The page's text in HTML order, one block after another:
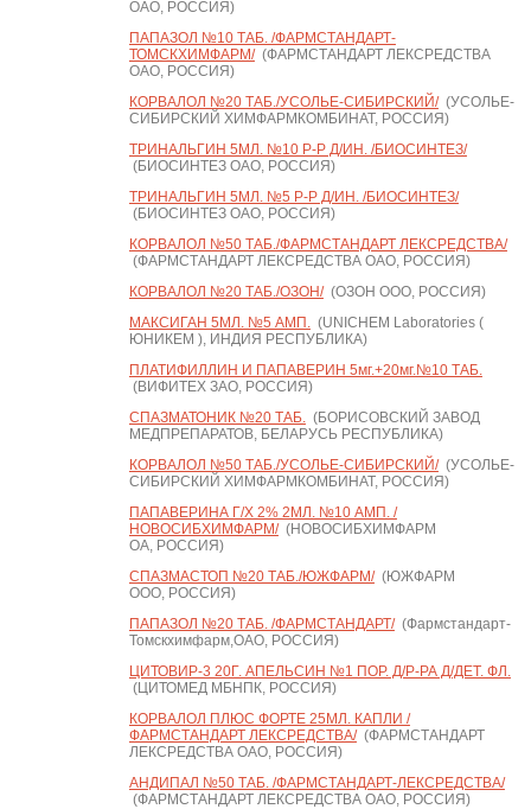
ОАО, РОССИЯ)
ПАПАЗОЛ №10 ТАБ. /ФАРМСТАНДАРТ-
ТОМСКХИМФАРМ/(ФАРМСТАНДАРТ ЛЕКСРЕДСТВА
ОАО, РОССИЯ)
КОРВАЛОЛ №20 ТАБ./УСОЛЬЕ-СИБИРСКИЙ/(УСОЛЬЕ-
СИБИРСКИЙ ХИМФАРМКОМБИНАТ, РОССИЯ)
ТРИНАЛЬГИН 5МЛ. №10 Р-Р Д/ИН. /БИОСИНТЕЗ/
(БИОСИНТЕЗ ОАО, РОССИЯ)
ТРИНАЛЬГИН 5МЛ. №5 Р-Р Д/ИН. /БИОСИНТЕЗ/
(БИОСИНТЕЗ ОАО, РОССИЯ)
КОРВАЛОЛ №50 ТАБ./ФАРМСТАНДАРТ ЛЕКСРЕДСТВА/
(ФАРМСТАНДАРТ ЛЕКСРЕДСТВА ОАО, РОССИЯ)
КОРВАЛОЛ №20 ТАБ./ОЗОН/(ОЗОН ООО, РОССИЯ)
МАКСИГАН 5МЛ. №5 АМП.(UNICHEM Laboratories (
ЮНИКЕМ ), ИНДИЯ РЕСПУБЛИКА)
ПЛАТИФИЛЛИН И ПАПАВЕРИН 5мг.+20мг.№10 ТАБ.
(ВИФИТЕХ ЗАО, РОССИЯ)
СПАЗМАТОНИК №20 ТАБ.(БОРИСОВСКИЙ ЗАВОД
МЕДПРЕПАРАТОВ, БЕЛАРУСЬ РЕСПУБЛИКА)
КОРВАЛОЛ №50 ТАБ./УСОЛЬЕ-СИБИРСКИЙ/(УСОЛЬЕ-
СИБИРСКИЙ ХИМФАРМКОМБИНАТ, РОССИЯ)
ПАПАВЕРИНА Г/Х 2% 2МЛ. №10 АМП. /
НОВОСИБХИМФАРМ/(НОВОСИБХИМФАРМ
ОА, РОССИЯ)
СПАЗМАСТОП №20 ТАБ./ЮЖФАРМ/(ЮЖФАРМ
ООО, РОССИЯ)
ПАПАЗОЛ №20 ТАБ. /ФАРМСТАНДАРТ/(Фармстандарт-
Томскхимфарм,ОАО, РОССИЯ)
ЦИТОВИР-3 20Г. АПЕЛЬСИН №1 ПОР. Д/Р-РА Д/ДЕТ. ФЛ.
(ЦИТОМЕД МБНПК, РОССИЯ)
КОРВАЛОЛ ПЛЮС ФОРТЕ 25МЛ. КАПЛИ /
ФАРМСТАНДАРТ ЛЕКСРЕДСТВА/(ФАРМСТАНДАРТ
ЛЕКСРЕДСТВА ОАО, РОССИЯ)
АНДИПАЛ №50 ТАБ. /ФАРМСТАНДАРТ-ЛЕКСРЕДСТВА/
(ФАРМСТАНДАРТ ЛЕКСРЕДСТВА ОАО, РОССИЯ)